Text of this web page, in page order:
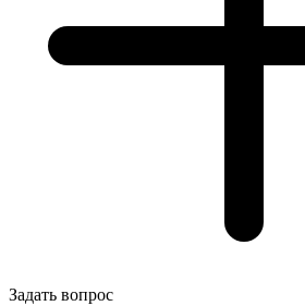
Задать вопрос